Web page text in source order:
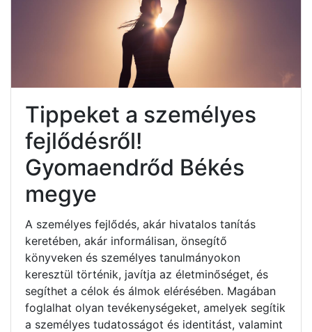
Tippeket a személyes
fejlődésről!
Gyomaendrőd Békés
megye
A személyes fejlődés, akár hivatalos tanítás
keretében, akár informálisan, önsegítő
könyveken és személyes tanulmányokon
keresztül történik, javítja az életminőséget, és
segíthet a célok és álmok elérésében. Magában
foglalhat olyan tevékenységeket, amelyek segítik
a személyes tudatosságot és identitást, valamint